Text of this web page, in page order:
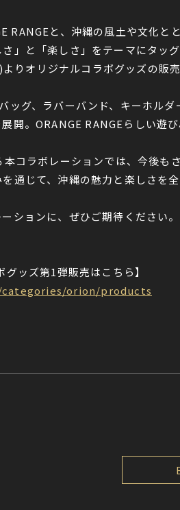
RANGEと、沖縄の風土や文化
」と「楽しさ」をテーマにタッ
りオリジナルコラボグッズの販売
ッグ、ラバーバンド、キーホル
開。ORANGE RANGEらしい遊
コラボレーションでは、今後も
通じて、沖縄の魅力と楽しさを全
ションに、ぜひご期待ください。
ッズ第1弾販売はこちら】
orion/products